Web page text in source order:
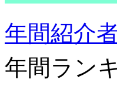
年間紹介
年間ラン